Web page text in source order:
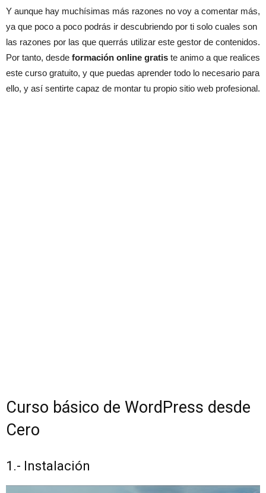
Y aunque hay muchísimas más razones no voy a comentar más,
ya que poco a poco podrás ir descubriendo por ti solo cuales son
las razones por las que querrás utilizar este gestor de contenidos.
Por tanto, desde formación online gratis te animo a que realices
este curso gratuito, y que puedas aprender todo lo necesario para
ello, y así sentirte capaz de montar tu propio sitio web profesional.
Curso básico de WordPress desde
Cero
1.- Instalación